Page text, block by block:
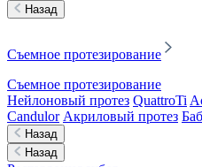
Назад
Съемное протезирование
Съемное протезирование
Нейлоновый протез QuattroTi
Candulor Акриловый протез
Назад
Назад